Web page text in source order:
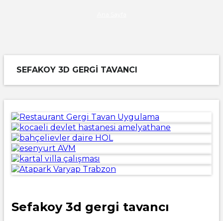
SEFAKOY 3D GERGI TAVANCI
Sefakoy 3d gergi tavancı